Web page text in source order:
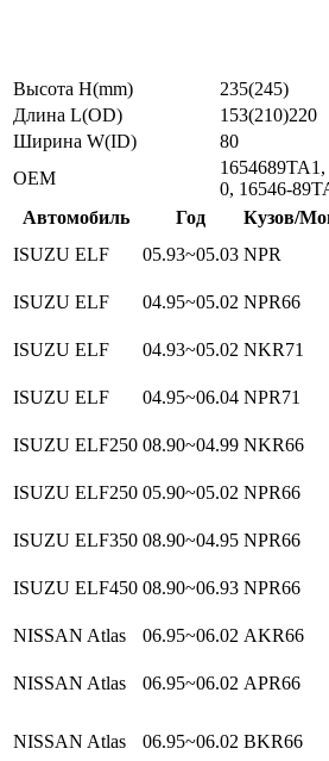
Высота H(mm)
235(245)
Длина L(OD)
153(210)220
Ширина W(ID)
80
ОЕМ
0, 16546-
Автомобиль
Год Кузов/
ISUZU ELF
05.93~05.03 NPR
ISUZU ELF 04.95~05.02 NPR66
ISUZU ELF 04.93~05.02 NKR71
ISUZU ELF 04.95~06.04 NPR71
ISUZU ELF250 08.90~04.99 NKR66
ISUZU ELF250 05.90~05.02 NPR66
ISUZU ELF350 08.90~04.95 NPR66
ISUZU ELF450 08.90~06.93 NPR66
NISSAN Atlas 06.95~06.02 AKR66
NISSAN Atlas 06.95~06.02 APR66
NISSAN Atlas 06.95~06.02 BKR66